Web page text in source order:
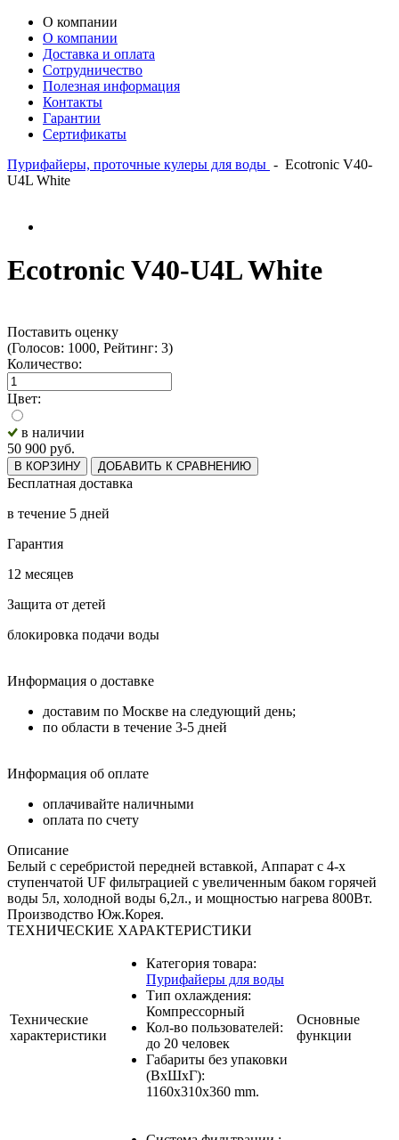
О компании
О компании
Доставка и оплата
Сотрудничество
Полезная информация
Контакты
Гарантии
Сертификаты
Пурифайеры, проточные кулеры для воды - Ecotronic V40-
U4L White
Ecotronic V40-U4L White
Поставить оценку
(Голосов: 1000, Рейтинг: 3)
Количество:
Цвет:
в наличии
50 900 руб.
В КОРЗИНУ ДОБАВИТЬ К СРАВНЕНИЮ
Бесплатная доставка
в течение 5 дней
Гарантия
12 месяцев
Защита от детей
блокировка подачи воды
Информация о доставке
доставим по Москве на следующий день;
по области в течение 3-5 дней
Информация об оплате
оплачивайте наличными
оплата по счету
Описание
Белый с серебристой передней вставкой, Аппарат с 4-х
ступенчатой UF фильтрацией с увеличенным баком горячей
воды 5л, холодной воды 6,2л., и мощностью нагрева 800Вт.
Производство Юж.Корея.
ТЕХНИЧЕСКИЕ ХАРАКТЕРИСТИКИ
Технические
характеристики
Категория товара:
Пурифайеры для воды
Тип охлаждения:
Компрессорный
Кол-во пользователей:
до 20 человек
Габариты без упаковки
(ВxШxГ):
1160x310x360 mm.
Основные
функции